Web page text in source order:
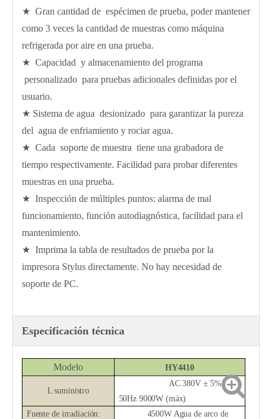
★ Gran cantidad de espécimen de prueba, poder mantener
como 3 veces la cantidad de muestras como máquina
refrigerada por aire en una prueba.
★ Capacidad y almacenamiento del programa
personalizado para pruebas adicionales definidas por el
usuario.
★ Sistema de agua desionizado para garantizar la pureza
del agua de enfriamiento y rociar agua.
★ Cada soporte de muestra tiene una grabadora de
tiempo respectivamente. Facilidad para probar diferentes
muestras en una prueba.
★ Inspección de múltiples puntos: alarma de mal
funcionamiento, función autodiagnóstica, facilidad para el
mantenimiento.
★ Imprima la tabla de resultados de prueba por la
impresora Stylus directamente. No hay necesidad de
soporte de PC.
Especificación técnica
Modelo HY4410
Lsuministro
AC380V ± 5%
50Hz 9000W (máx)
Fuente de irradiación: 4500W Aguade arco de